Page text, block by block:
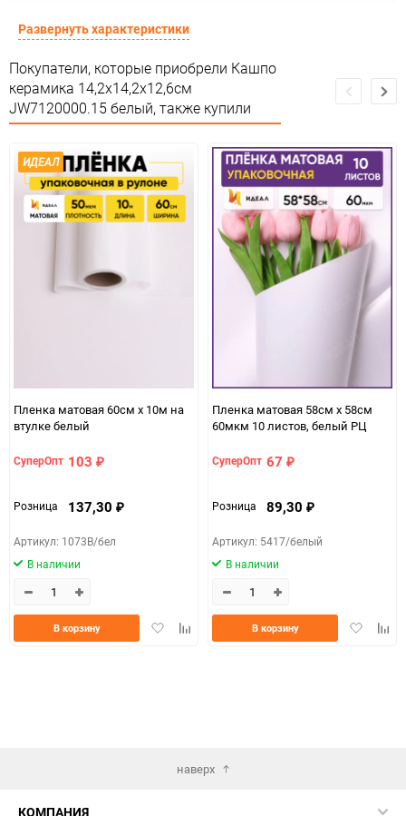
Предназначение товара
Сертификация Не подлежит сертификации
Особые условия Особых условий не требует
Единица измерения шт
Развернуть характеристики
Покупатели, которые приобрели Кашпо
керамика 14,2х14,2х12,6см
JW7120000.15 белый, также купили
ИДЕАЛ
Пленка матовая 60см х 10м на
втулке белый
СуперОпт 103 ₽
Розница 137,30 ₽
Артикул: 1073В/бел
В наличии
ДобавитьДобавить
В корзину
Пленка матовая 58см х 58см
60мкм 10 листов, белый РЦ
СуперОпт 67 ₽
Розница 89,30 ₽
Артикул: 5417/белый
В наличии
Добавить
В корзину
наверх
КОМПАНИЯ